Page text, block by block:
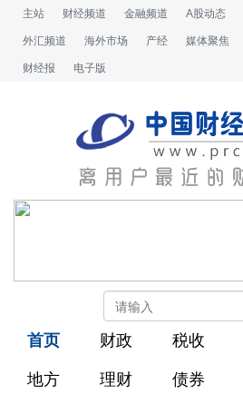
主站 财经频道 金融频道 A股动态
外汇频道 海外市场 产经 媒体聚焦
财经报 电子版
首页 财政 税收
地方 理财 债券